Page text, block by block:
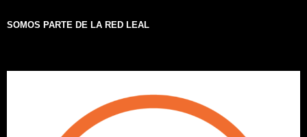
SOMOS PARTE DE LA RED LEAL